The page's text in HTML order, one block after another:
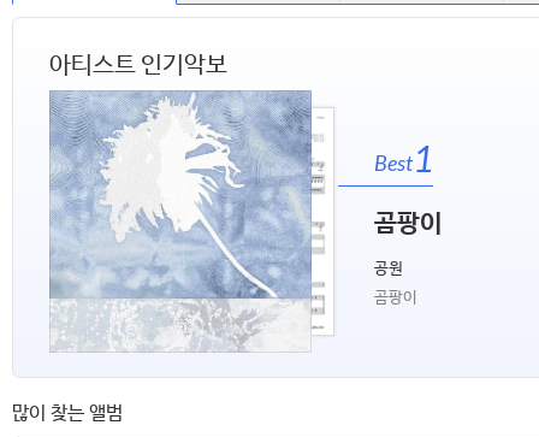
아티스트 인기악보
Best1
곰팡이
공원
곰팡이
많이 찾는 앨범